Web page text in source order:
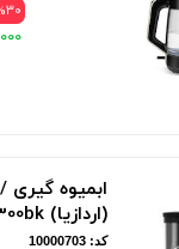
ابمیوه
(اردازیا) 1300bk
کد: 10000703